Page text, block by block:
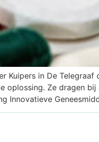
Kuipers in De
oplossing. Ze dragen
Innovatieve